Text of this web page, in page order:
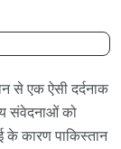
से एक ऐसी दर्दनाक
संवेदनाओं को
के कारण पाकिस्तान